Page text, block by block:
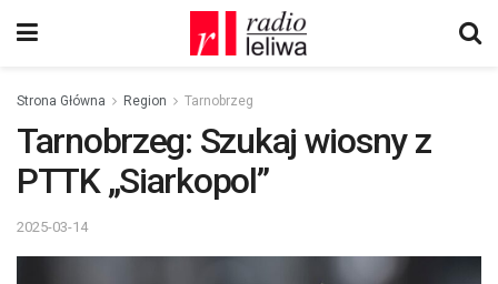
Strona Główna Region Tarnobrzeg
Tarnobrzeg: Szukaj wiosny z
PTTK „Siarkopol”
2025-03-14